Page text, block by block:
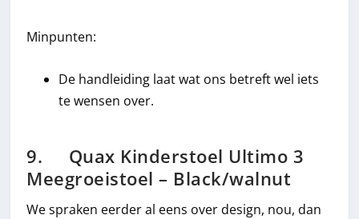
Minpunten:
De handleiding laat wat ons betreft wel iets
te wensen over.
9. Quax Kinderstoel Ultimo 3
Meegroeistoel – Black/walnut
We spraken eerder al eens over design, nou, dan